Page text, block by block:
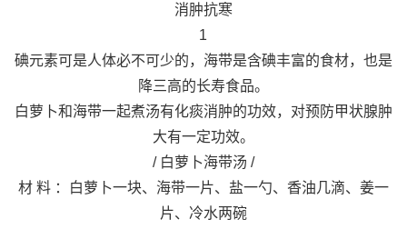
消肿抗寒
1
碘元素可是人体必不可少的，海带是含碘丰富的食材，也是
降三高的长寿食品。
白萝卜和海带一起煮汤有化痰消肿的功效，对预防甲状腺肿
大有一定功效。
/ 白萝卜海带汤 /
材 料 ：白萝卜一块、海带一片、盐一勺、香油几滴、姜一
片、冷水两碗